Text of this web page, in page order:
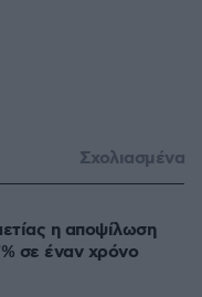
Σχολιασμένα
η αποψίλωση
σε έναν χρόνο